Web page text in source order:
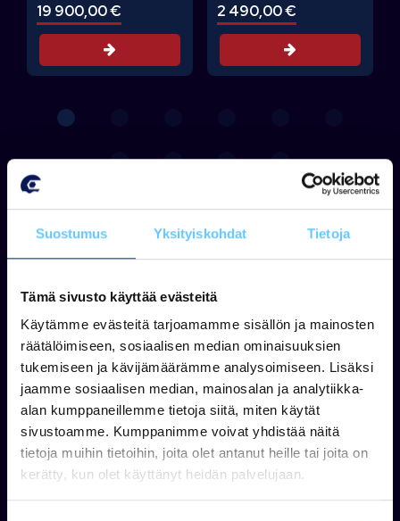
Suostumus Yksityiskohdat Tietoja
Tämä sivusto käyttää evästeitä
Käytämme evästeitä tarjoamamme sisällön ja mainosten
räätälöimiseen, sosiaalisen median ominaisuuksien
tukemiseen ja kävijämäärämme analysoimiseen. Lisäksi
jaamme sosiaalisen median, mainosalan ja analytiikka-
alan kumppaneillemme tietoja siitä, miten käytät
sivustoamme. Kumppanimme voivat yhdistää näitä
tietoja muihin tietoihin, joita olet antanut heille tai joita on
kerätty, kun olet käyttänyt heidän palvelujaan.
19 900,00 €
2 490,00 €